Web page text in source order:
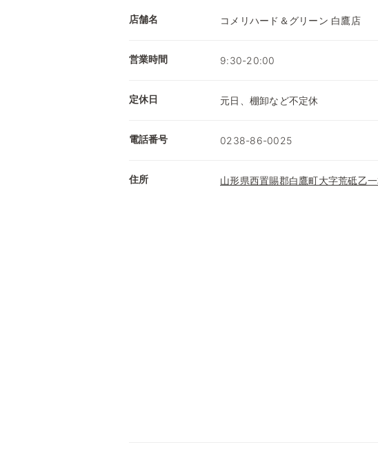
店舗名 コメリハード＆グリーン 白鷹店
営業時間 9:30-20:00
定休日 元日、棚卸など不定休
電話番号 0238-86-0025
住所 山形県西置賜郡白鷹町大字荒砥乙